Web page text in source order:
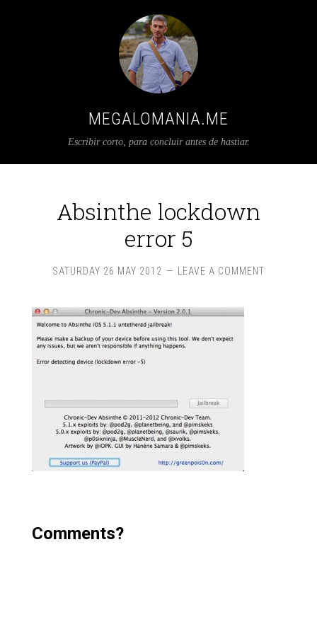
MEGALOMANIA.ME
Escribir corto, para concluir antes de hastiar.
Absinthe lockdown
error 5
SATURDAY 26 MAY 2012 LEAVE A COMMENT
Comments?